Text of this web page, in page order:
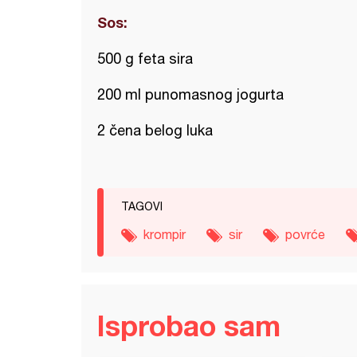
Sos:
500 g feta sira
200 ml punomasnog jogurta
2 čena belog luka
TAGOVI
krompir sir povrće
Isprobao sam